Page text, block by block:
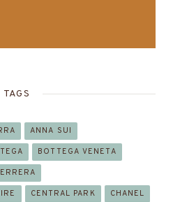
TAGS
ANNA SUI
BOTTEGA VENETA
CENTRAL PARK CHANEL